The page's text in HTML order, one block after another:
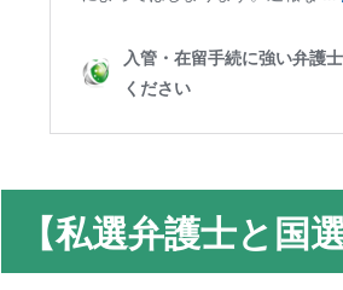
【私選弁護士と国